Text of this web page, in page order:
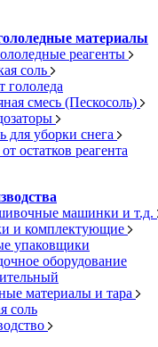
материалы
реагенты
соль
гололеда
смесь (Пескосоль)
для уборки снега
остатков реагента
машинки и т.д.
и комплектующие
упаковщики
оборудование
материалы и тара
соль